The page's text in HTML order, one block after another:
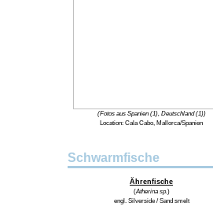
(Fotos aus Spanien (1), Deutschland (1))
Location: Cala Cabo, Mallorca/Spanien
Schwarmfische
Ährenfische
(Atherina sp.)
engl. Silverside / Sand smelt